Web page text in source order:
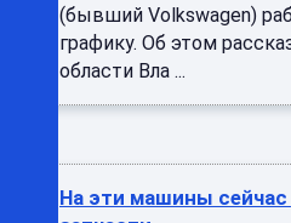
(бывший Volkswagen)
графику. Об этом
области Вла ...
На эти машины